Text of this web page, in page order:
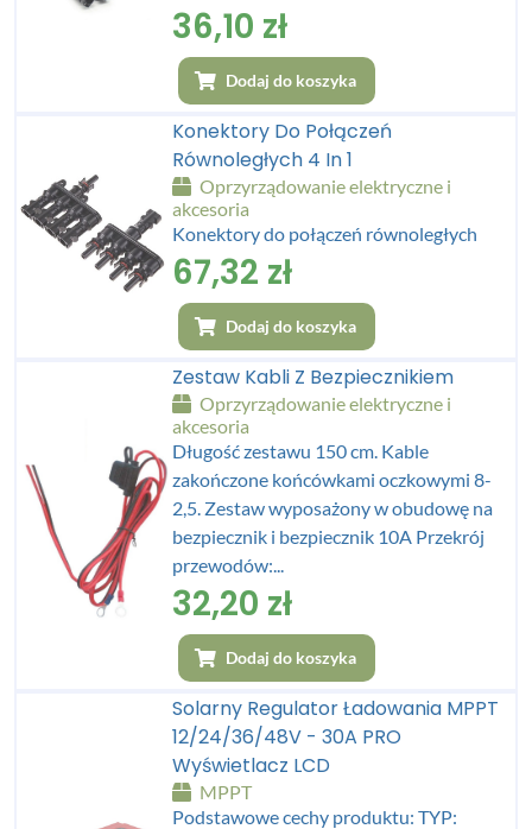
36,10 zł
Dodaj do koszyka
Konektory Do Połączeń
Równoległych 4 In 1
Oprzyrządowanie elektryczne i
akcesoria
Konektory do połączeń równoległych
67,32 zł
Dodaj do koszyka
Zestaw Kabli Z Bezpiecznikiem
Oprzyrządowanie elektryczne i
akcesoria
Długość zestawu 150 cm. Kable
zakończone końcówkami oczkowymi 8-
2,5. Zestaw wyposażony w obudowę na
bezpiecznik i bezpiecznik 10A Przekrój
przewodów:...
32,20 zł
Dodaj do koszyka
Solarny Regulator Ładowania MPPT
12/24/36/48V - 30A PRO
Wyświetlacz LCD
MPPT
Podstawowe cechy produktu: TYP: